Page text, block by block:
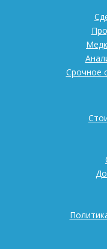
Срочное